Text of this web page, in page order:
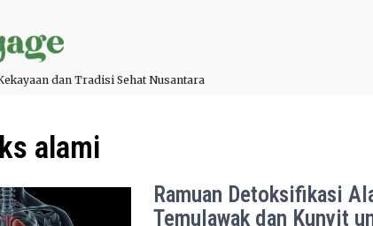
dan Tradisi Sehat Nusantara
alami
Ramuan Detoksifikasi
Temulawak dan Kunyit